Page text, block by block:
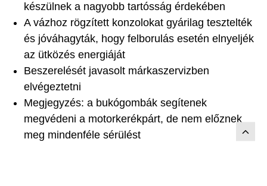
készülnek a nagyobb tartósság érdekében
A vázhoz rögzített konzolokat gyárilag tesztelték
és jóváhagyták, hogy felborulás esetén elnyeljék
az ütközés energiáját
Beszerelését javasolt márkaszervizben
elvégeztetni
Megjegyzés: a bukógombák segítenek
megvédeni a motorkerékpárt, de nem előznek
meg mindenféle sérülést